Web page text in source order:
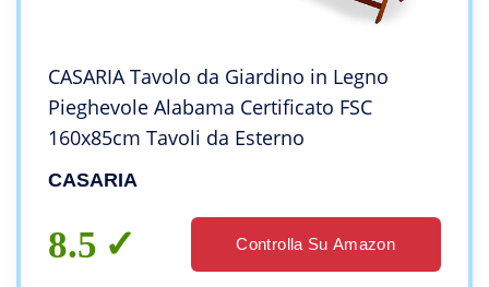
CASARIA Tavolo da Giardino in Legno
Pieghevole Alabama Certificato FSC
160x85cm Tavoli da Esterno
CASARIA
8.5 Controlla Su Amazon